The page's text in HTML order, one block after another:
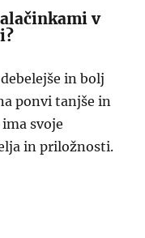
v
in bolj
ponvi tanjše in
svoje
in priložnosti.